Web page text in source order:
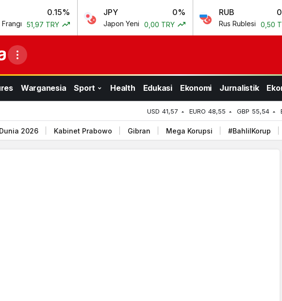
TRY
JPY
Japon Yeni 0,00 TRY
RUB
Rus Rublesi 0,50 TRY
Warganesia Sport Health Edukasi Ekonomi Jurnalistik
USD 41,57 EURO 48,55 GBP 55,54
2026 Kabinet Prabowo Gibran Mega Korupsi #BahlilKorup